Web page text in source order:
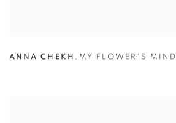
ANNA CHEKH , MY FLOWER'S MIND